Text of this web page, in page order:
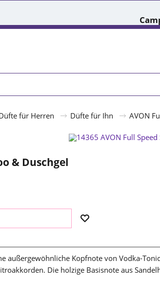
für Herren Düfte für Ihn AVON
& Duschgel
außergewöhnliche Kopfnote von Vodka-
Die holzige Basisnote aus